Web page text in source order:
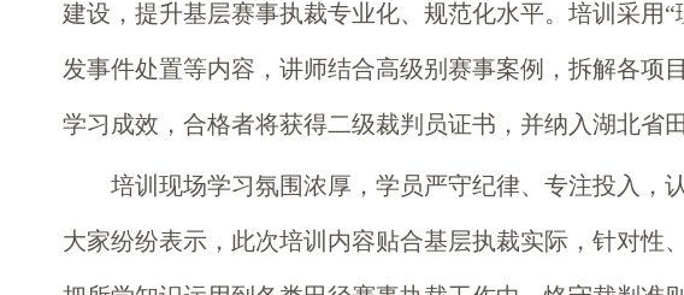
建设，提升基层赛事执裁专业化、规范化水平。培训采用
发事件处置等内容，讲师结合高级别赛事案例，拆解各项
学习成效，合格者将获得二级裁判员证书，并纳入湖北省
培训现场学习氛围浓厚，学员严守纪律、专注投入，
大家纷纷表示，此次培训内容贴合基层执裁实际，针对性